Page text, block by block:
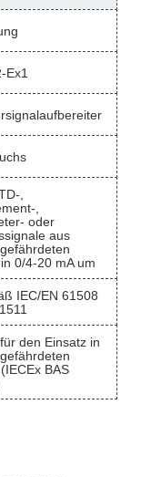
Ex1
,
,
oder
aus
0/4-20 mA um
IEC/EN 61508
den Einsatz in
BAS